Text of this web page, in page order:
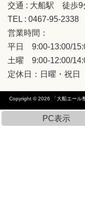
交通 : 大船駅 徒歩9
TEL : 0467-95-2338
営業時間：
平日 9:00-13:00/
土曜 9:00-12:00/
定休日：日曜・祝日
Copyright © 2026 「大船エー
PC表示